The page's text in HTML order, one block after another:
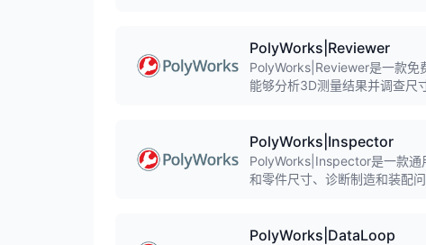
PolyWorks|Reviewer
PolyWorks|Reviewer是一款
能够分析3D测量结果并调查尺
PolyWorks|Inspector
PolyWorks|Inspector是一款通
和零件尺寸、诊断制造和装配
PolyWorks|DataLoop